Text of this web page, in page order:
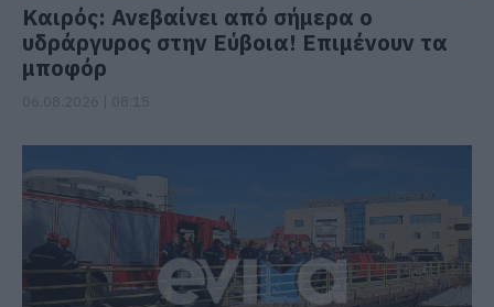
Καιρός: Ανεβαίνει από σήμερα ο
υδράργυρος στην Εύβοια! Επιμένουν τα
μποφόρ